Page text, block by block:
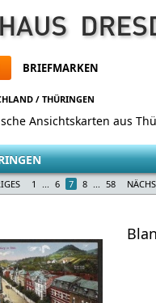
BRIEFMARKEN
/ THÜRINGEN
Ansichtskarten aus
1 ... 6 7 8 ... 58